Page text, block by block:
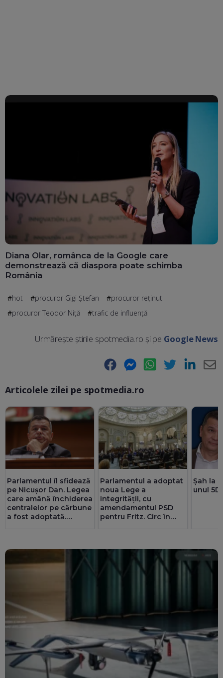
Diana Olar, românca de la Google care
demonstrează că diaspora poate schimba
România
hot procuror Gigi Ștefan
procuror reținut
procuror Teodor Niță
trafic de influență
Urmărește știrile spotmedia.ro și pe Google News
Facebook Messenger WhatsApp Twitter LinkedIn
Articolele zilei pe spotmedia.ro
Parlamentul îl sfidează
pe Nicușor Dan. Legea
care amână închiderea
centralelor pe cărbune
a fost adoptată.
Parlamentul a adoptat
noua Lege a
integrității, cu
amendamentul PSD
pentru Fritz. Circ în
Șah la
unul 5D